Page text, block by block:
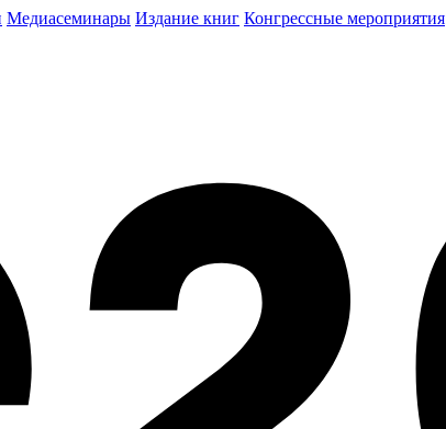
Медиасеминары Издание книг Конгрессные мероприятия